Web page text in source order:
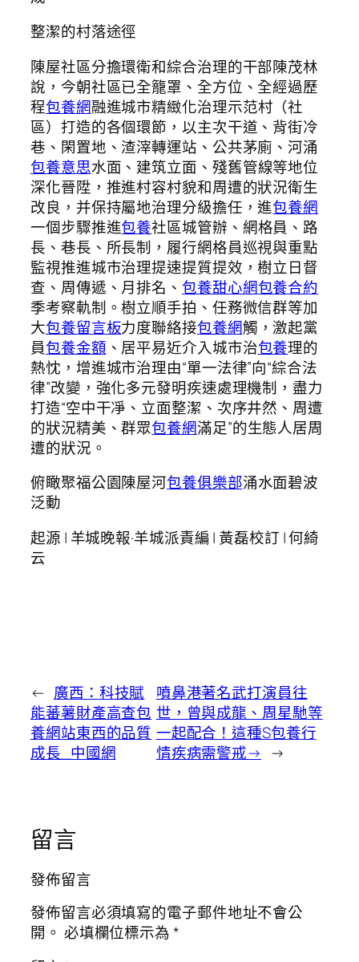
整潔的村落途徑
陳屋社區分擔環衛和綜合治理的干部陳茂林
說，今朝社區已全籠罩、全方位、全經過歷
程包養網融進城市精緻化治理示范村（社
區）打造的各個環節，以主次干道、背街冷
巷、閑置地、渣滓轉運站、公共茅廁、河涌
包養意思水面、建筑立面、殘舊管線等地位
深化晉陞，推進村容村貌和周遭的狀況衛生
改良，并保持屬地治理分級擔任，進包養網
一個步驟推進包養社區城管辦、網格員、路
長、巷長、所長制，履行網格員巡視與重點
監視推進城市治理提速提質提效，樹立日督
查、周傳遞、月排名、 包養甜心網包養合約
季考察軌制。樹立順手拍、任務微信群等加
大包養留言板力度聯絡接包養網觸，激起黨
員包養金額 、居平易近介入城市治包養理的
熱忱，增進城市治理由“單一法律”向“綜合法
律”改變，強化多元發明疾速處理機制，盡力
打造“空中干凈、立面整潔、次序井然、周遭
的狀況精美、群眾包養網滿足”的生態人居周
遭的狀況。
俯瞰聚福公園陳屋河包養俱樂部涌水面碧波
泛動
起源 | 羊城晚報·羊城派責編 | 黃磊校訂 | 何綺
云
← 廣西：科技賦
能蕃薯財產高查包
養網站東西的品質
成長_中國網
噴鼻港著名武打演員往
世，曾與成龍、周星馳等
一起配合！這種S包養行
情疾病需警戒→ →
留言
發佈留言
發佈留言必須填寫的電子郵件地址不會公
開。 必填欄位標示為*